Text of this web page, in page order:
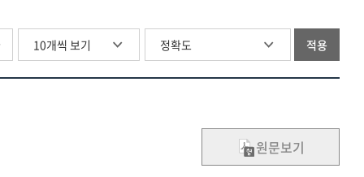
적용
원문보기